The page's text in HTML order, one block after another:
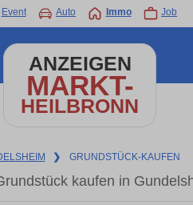
Event Auto Immo Job
ANZEIGEN
MARKT-
HEILBRONN
❯ GRUNDSTÜCK-KAUFEN
kaufen in